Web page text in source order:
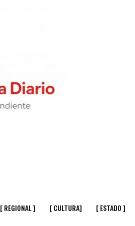
[ REGIONAL ] [ CULTURA] [ ESTADO ]